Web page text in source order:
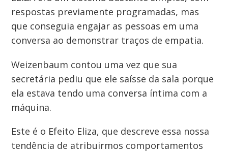
respostas previamente programadas, mas
que conseguia engajar as pessoas em uma
conversa ao demonstrar traços de empatia.
Weizenbaum contou uma vez que sua
secretária pediu que ele saísse da sala porque
ela estava tendo uma conversa íntima com a
máquina.
Este é o Efeito Eliza, que descreve essa nossa
tendência de atribuirmos comportamentos